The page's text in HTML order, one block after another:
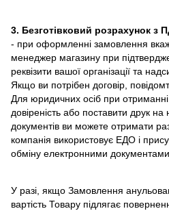
3. Безготівковий розрахунок з
- при оформленні замовлення
менеджер магазину при
реквізити вашої організації та
Якщо ви потрібен договір,
Для юридичних осіб при
довіреність або поставити друк на
документів ви можете отримати
компанія використовує ЕДО і
обміну електронними
У разі, якщо Замовлення
вартість Товару підлягає